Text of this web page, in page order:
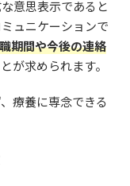
意思表示であると
ュニケーションで
期間や今後の連絡
が求められます。
療養に専念できる